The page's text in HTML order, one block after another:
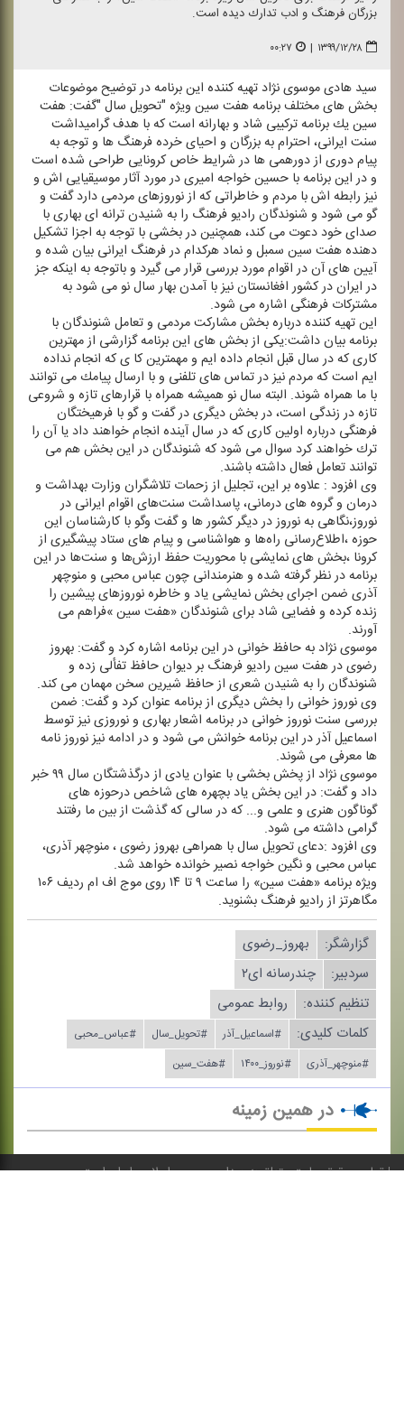
بزرگان فرهنگ و ادب تدارك دیده است.
۱۳۹۹/۱۲/۲۸ | ۰۰:۲۷
سید هادی موسوی نژاد تهیه كننده این برنامه در توضیح موضوعات
‌بخش های مختلف برنامه هفت سین ویژه "تحویل سال "گفت: هفت
سین یك برنامه تركیبی شاد و بهارانه است كه با هدف گرامیداشت
سنت ایرانی، احترام به بزرگان و احیای خرده فرهنگ ها و توجه به
پیام دوری از دورهمی ها در شرایط خاص كرونایی طراحی شده است
و در این برنامه با حسین خواجه امیری در مورد آثار موسیقیایی اش و
نیز رابطه اش با مردم و خاطراتی كه از نوروزهای مردمی دارد گفت و
گو می شود و شنوندگان رادیو فرهنگ را به شنیدن ترانه ای بهاری با
صدای خود دعوت می كند، همچنین در بخشی با توجه به اجزا تشكیل
دهنده هفت سین سمبل و ‌نماد هركدام در فرهنگ ایرانی بیان شده و
آیین های آن در اقوام مورد بررسی قرار می گیرد و باتوجه به اینكه جز
در ایران در كشور افغانستان نیز با آمدن بهار سال نو می شود به
مشتركات فرهنگی اشاره می شود.
این تهیه كننده درباره بخش مشاركت مردمی و تعامل شنوندگان با
برنامه بیان داشت:یكی از بخش های این برنامه گزارشی از مهترین
كاری كه در سال قبل انجام داده ایم و مهمترین كا ی كه انجام نداده
ایم است كه مردم نیز در تماس های تلفنی و با ارسال پیامك می توانند
با ما همراه شوند. البته سال نو همیشه همراه با قرارهای تازه و شروعی
تازه در زندگی است، در بخش دیگری در گفت و گو با فرهیختگان
فرهنگی درباره اولین كاری كه در سال آینده انجام خواهند داد یا آن را
ترك خواهند كرد سوال می شود كه شنوندگان در این بخش هم می
توانند تعامل فعال داشته باشند.
وی افزود : علاوه بر این، تجلیل از زحمات تلاشگران وزارت بهداشت و
درمان و گروه های درمانی، پاسداشت سنت‌های اقوام ایرانی در
نوروز،نگاهی به نوروز در دیگر كشور ها و گفت و‌گو با كارشناسان این
حوزه ،اطلاع‌رسانی راه‌ها و هواشناسی و پیام های ستاد پیشگیری از
كرونا ،بخش های نمایشی با محوریت حفظ ارزش‌ها و سنت‌ها در این
برنامه در نظر گرفته شده و هنرمندانی چون عباس محبی و منوچهر
آذری ضمن اجرای بخش نمایشی یاد و خاطره نوروزهای پیشین را
زنده كرده و فضایی شاد برای شنوندگان «هفت سین »فراهم می
آورند.
موسوی نژاد به حافظ خوانی در این برنامه اشاره كرد و گفت: بهروز
رضوی در هفت سین رادیو فرهنگ بر دیوان حافظ تفألی زده و
شنوندگان را به شنیدن شعری از حافظ شیرین سخن مهمان می كند.
وی نوروز خوانی را بخش دیگری از برنامه عنوان كرد و گفت: ضمن
بررسی سنت نوروز خوانی در برنامه اشعار بهاری و ‌نوروزی نیز توسط
اسماعیل آذر در این برنامه خوانش می شود و در ادامه نیز نوروز نامه
ها معرفی می شوند.
موسوی نژاد از پخش بخشی با عنوان یادی از درگذشتگان سال ۹۹ خبر
داد و گفت: در این بخش یاد بچهره های شاخص درحوزه های
گوناگون هنری و علمی و... كه در سالی كه گذشت از بین ما رفتند
گرامی داشته می شود.
وی افزود :دعای تحویل سال با همراهی بهروز رضوی ، منوچهر آذری،
عباس محبی و نگین خواجه نصیر خوانده خواهد شد.
ویژه برنامه «هفت سین» را ساعت ۹ تا ۱۴ روی موج اف ام ردیف ۱۰۶
مگاهرتز از رادیو فرهنگ بشنوید.
گزارشگر:
بهروز_رضوی
سردبیر:
چندرسانه ای۲
تنظیم كننده:
روابط عمومی
کلمات کلیدی:
#اسماعیل_آذر #تحویل_سال
#عباس_محبی
#منوچهر_آذری
#نوروز_۱۴۰۰ #هفت_سین
در همین زمینه
تمامی حقوق سایت متعلق به صدای جمهوری اسلامی ایران است